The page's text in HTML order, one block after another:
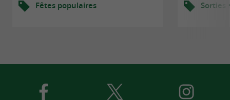
Fêtes populaires Sorties